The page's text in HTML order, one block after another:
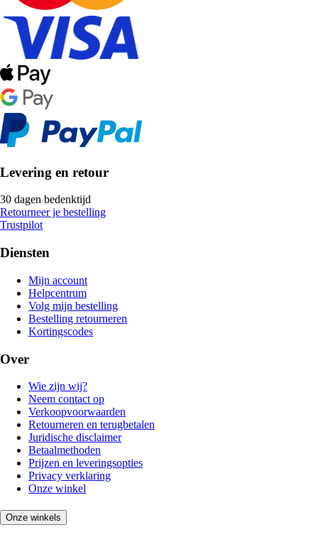
Levering en retour
30 dagen bedenktijd
Retourneer je bestelling
Trustpilot
Diensten
Mijn account
Helpcentrum
Volg mijn bestelling
Bestelling retourneren
Kortingscodes
Over
Wie zijn wij?
Neem contact op
Verkoopvoorwaarden
Retourneren en terugbetalen
Juridische disclaimer
Betaalmethoden
Prijzen en leveringsopties
Privacy verklaring
Onze winkel
Onze winkels